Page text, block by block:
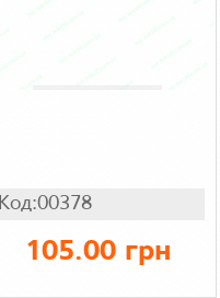
Код:00378
105.00 грн